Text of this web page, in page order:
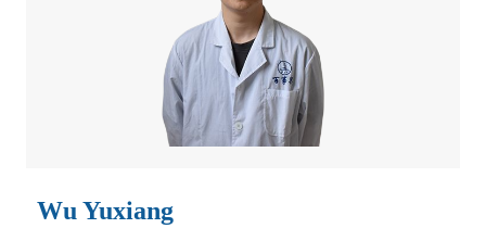
Wu Yuxiang